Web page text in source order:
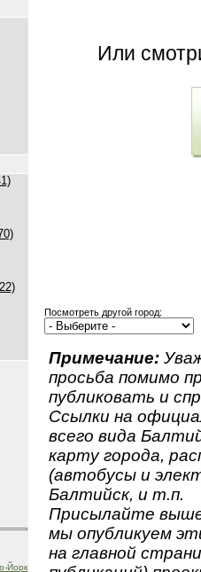
Йорк
Или
Посмотреть другой город:
Примечание:
просьба помимо
публиковать и
Ссылки на
всего вида
карту города,
(автобусы и
Балтийск, и т.п.
Присылайте
мы опубликуем
на главной